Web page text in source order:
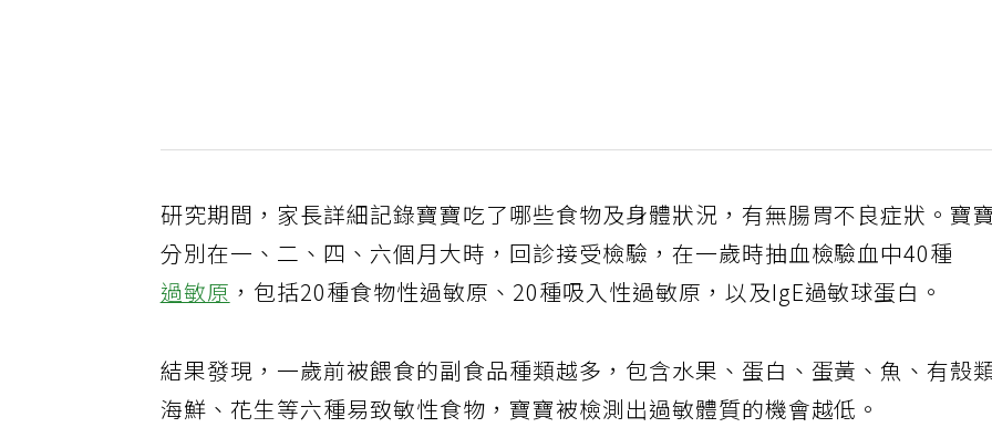
研究期間，家長詳細記錄寶寶吃了哪些食物及身體狀況，有無腸胃不良症狀。寶
分別在一、二、四、六個月大時，回診接受檢驗，在一歲時抽血檢驗血中40種
過敏原 ，包括20種食物性過敏原、20種吸入性過敏原，以及IgE過敏球蛋白。
結果發現，一歲前被餵食的副食品種類越多，包含水果、蛋白、蛋黃、魚、有殼
海鮮、花生等六種易致敏性食物，寶寶被檢測出過敏體質的機會越低。